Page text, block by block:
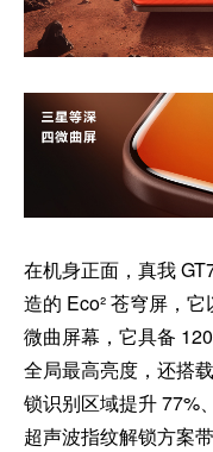
在机身正面，真我
造的 Eco² 苍穹屏，
微曲屏幕，它具备
全局最高亮度，还搭
锁识别区域提升 77%
超声波指纹解锁方案